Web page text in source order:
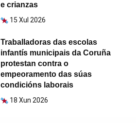
e crianzas
15 Xul 2026
Traballadoras das escolas
infantís municipais da Coruña
protestan contra o
empeoramento das súas
condicións laborais
18 Xun 2026